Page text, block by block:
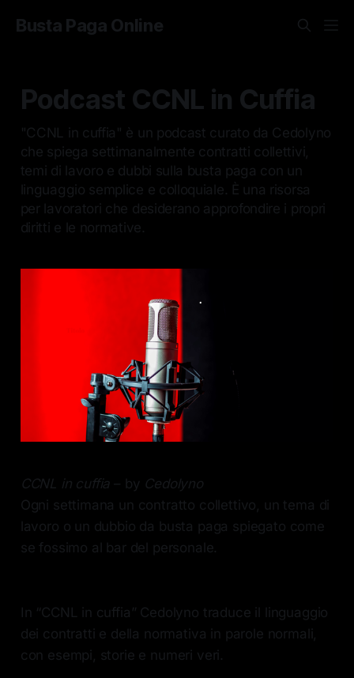
Busta Paga Online
Podcast CCNL in Cuffia
"CCNL in cuffia" è un podcast curato da Cedolyno
che spiega settimanalmente contratti collettivi,
temi di lavoro e dubbi sulla busta paga con un
linguaggio semplice e colloquiale. È una risorsa
per lavoratori che desiderano approfondire i propri
diritti e le normative.
CCNL in cuffia – by Cedolyno
Ogni settimana un contratto collettivo, un tema di
lavoro o un dubbio da busta paga spiegato come
se fossimo al bar del personale.
In “CCNL in cuffia” Cedolyno traduce il linguaggio
dei contratti e della normativa in parole normali,
con esempi, storie e numeri veri.